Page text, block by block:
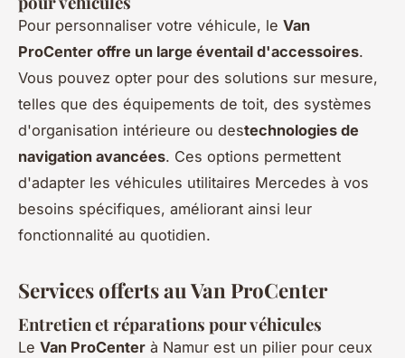
Pour personnaliser votre véhicule, le Van
ProCenter offre un large éventail d'accessoires.
Vous pouvez opter pour des solutions sur mesure,
telles que des équipements de toit, des systèmes
d'organisation intérieure ou destechnologies de
navigation avancées. Ces options permettent
d'adapter les véhicules utilitaires Mercedes à vos
besoins spécifiques, améliorant ainsi leur
fonctionnalité au quotidien.
Services offerts au Van ProCenter
Entretien et réparations pour véhicules
Le Van ProCenter à Namur est un pilier pour ceux